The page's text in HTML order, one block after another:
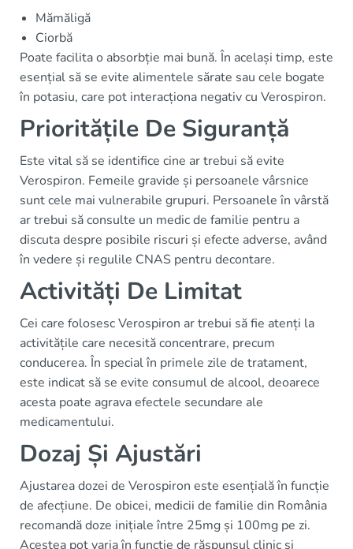
Mămăligă
Ciorbă
Poate facilita o absorbție mai bună. În același timp, este
esențial să se evite alimentele sărate sau cele bogate
în potasiu, care pot interacționa negativ cu Verospiron.
Prioritățile De Siguranță
Este vital să se identifice cine ar trebui să evite
Verospiron. Femeile gravide și persoanele vârsnice
sunt cele mai vulnerabile grupuri. Persoanele în vârstă
ar trebui să consulte un medic de familie pentru a
discuta despre posibile riscuri și efecte adverse, având
în vedere și regulile CNAS pentru decontare.
Activități De Limitat
Cei care folosesc Verospiron ar trebui să fie atenți la
activitățile care necesită concentrare, precum
conducerea. În special în primele zile de tratament,
este indicat să se evite consumul de alcool, deoarece
acesta poate agrava efectele secundare ale
medicamentului.
Dozaj Și Ajustări
Ajustarea dozei de Verospiron este esențială în funcție
de afecțiune. De obicei, medicii de familie din România
recomandă doze inițiale între 25mg și 100mg pe zi.
Acestea pot varia în funcție de răspunsul clinic și